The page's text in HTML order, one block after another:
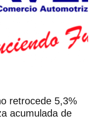
retrocede 5,3%
acumulada de